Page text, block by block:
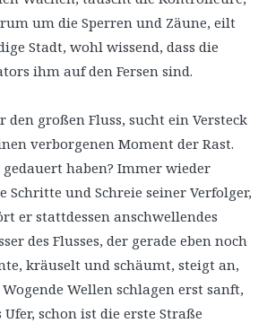
um die Sperren und Zäune, eilt
Stadt, wohl wissend, dass die
ihm auf den Fersen sind.
den großen Fluss, sucht ein Versteck
verborgenen Moment der Rast.
haben? Immer wieder
Schritte und Schreie seiner Verfolger,
er stattdessen anschwellendes
des Flusses, der gerade eben noch
kräuselt und schäumt, steigt an,
Wellen schlagen erst sanft,
schon ist die erste Straße